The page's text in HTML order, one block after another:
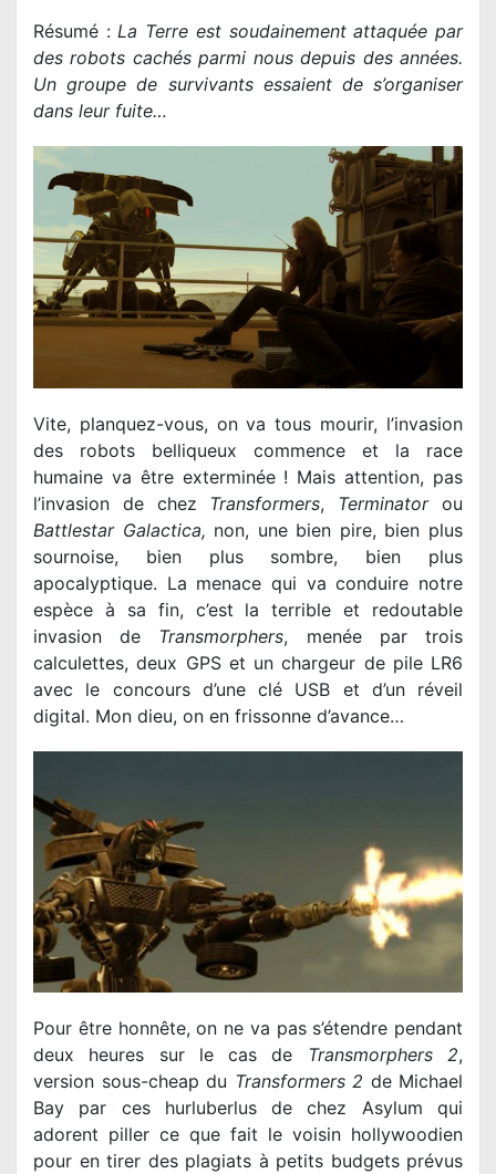
Résumé :La Terre est soudainement attaquée par
des robots cachés parmi nous depuis des années.
Un groupe de survivants essaient de s’organiser
dans leur fuite…
Vite, planquez-vous, on va tous mourir, l’invasion
des robots belliqueux commence et la race
humaine va être exterminée ! Mais attention, pas
l’invasion de chez Transformers, Terminatorou
Battlestar Galactica, non, une bien pire, bien plus
sournoise, bien plus sombre, bien plus
apocalyptique. La menace qui va conduire notre
espèce à sa fin, c’est la terrible et redoutable
invasion de Transmorphers, menée par trois
calculettes, deux GPS et un chargeur de pile LR6
avec le concours d’une clé USB et d’un réveil
digital. Mon dieu, on en frissonne d’avance…
Pour être honnête, on ne va pas s’étendre pendant
deux heures sur le cas de Transmorphers 2,
version sous-cheap du Transformers 2 de Michael
Bay par ces hurluberlus de chez Asylum qui
adorent piller ce que fait le voisin hollywoodien
pour en tirer des plagiats à petits budgets prévus